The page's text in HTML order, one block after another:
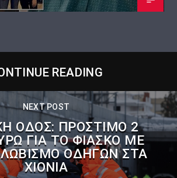
READING
NEXT POST
ΟΔΌΣ: ΠΡΌΣΤΙΜΟ 2
ΓΙΑ ΤΟ ΦΙΆΣΚΟ ΜΕ
ΟΔΗΓΏΝ ΣΤΑ
ΧΙΌΝΙΑ